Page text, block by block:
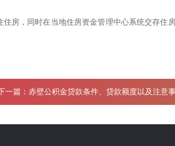
房，同时在当地住房资金管理中心系统交存住
一篇： 赤壁公积金贷款条件、贷款额度以及注意事项